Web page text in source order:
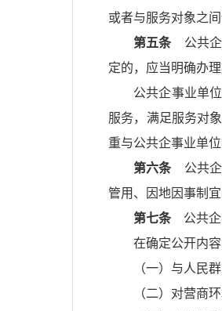
或者与服务对象之
第五条公共企
定的，应当明确办
公共企事业单
服务，满足服务对
重与公共企事业单
第六条公共企
管用、因地因事制宜
第七条公共企
在确定公开内
（一）与人民
（二）对营商